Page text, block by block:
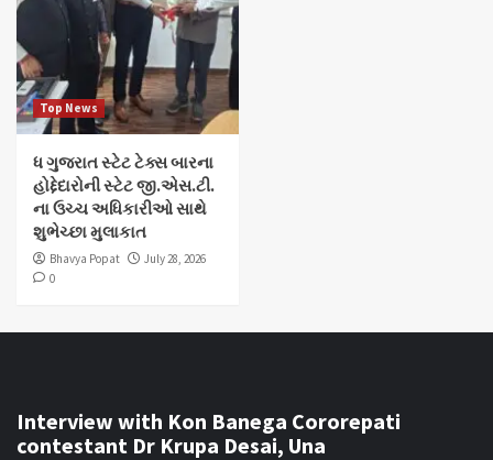
Top News
ધ ગુજરાત સ્ટેટ ટેક્સ બારના
હોદ્દેદારોની સ્ટેટ જી.એસ.ટી.
ના ઉચ્ચ અધિકારીઓ સાથે
શુભેચ્છા મુલાકાત
Bhavya Popat
July 28, 2026
0
Interview with Kon Banega Cororepati
contestant Dr Krupa Desai, Una